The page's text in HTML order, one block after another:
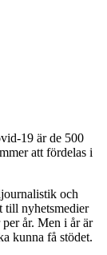
19 är de 500
att fördelas i
och
till nyhetsmedier
år. Men i år är
kunna få stödet.